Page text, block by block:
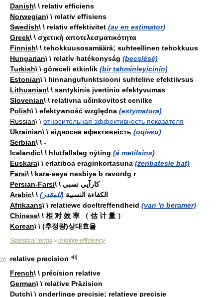
Danish\ \ relativ efficiens
Norwegian\ \ relativ effisiens
Swedish\ \ relativ effektivitet (av en estimator)
Greek\ \ σχετική αποτελεσματικότητα
Finnish\ \ tehokkuusosamäärä; suhteellinen tehokkuus
Hungarian\ \ relatív hatékonyság (becslésé)
Turkish\ \ göreceli etkinlik (bir tahminleyicinin)
Estonian\ \ hinnangufunktsiooni suhteline efektiivsus
Lithuanian\ \ santykinis įvertinio efektyvumas
Slovenian\ \ relativna učinkovitost cenilke
Polish\ \ efektywność względna (estymatora)
Russian\ \ относительная эффективность показателя
Ukrainian\ \ відносна ефективність (оцінки)
Serbian\ \ -
Icelandic\ \ hlutfallsleg nýting (á metilsins)
Euskara\ \ erlatiboa eraginkortasuna (zenbatesle bat)
Farsi\ \ kara-eeye nesbiye b ravordg r
Persian-Farsi
\ \ کارآيي نسبي
Arabic
\ \ الكفاءة النسبية (للمقدر)
Afrikaans\ \ relatiewe doeltreffendheid (van 'n beramer)
Chinese\ \ 相 对 效 率 （ 估 计 量 ）
Korean\ \ (추정량)상대효율
Statistical terms > relative efficiency
20
relative precision
French\ \ précision relative
German\ \ relative Präzision
Dutch\ \ onderlinge precisie; relatieve precisie